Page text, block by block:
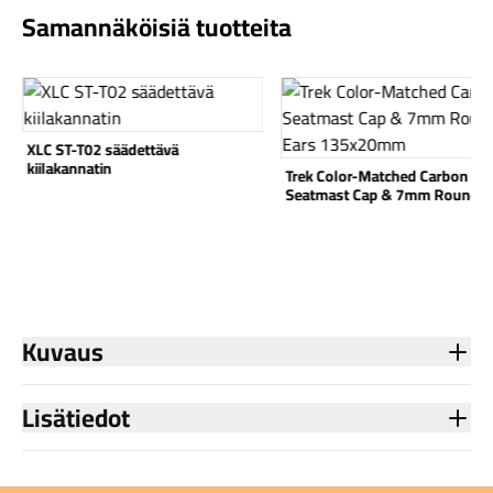
Komponentit
Samannäköisiä tuotteita
Katso tuote
XLC ST-T02 säädettävä
kiilakannatin
Katso tuote
Trek Color-Matched Carbon
Seatmast Cap & 7mm Round
Kuvaus
Lisätiedot